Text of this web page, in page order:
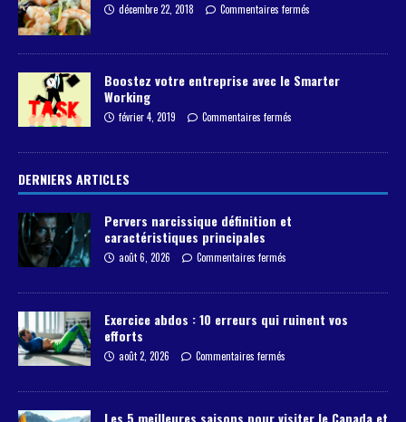
décembre 22, 2018 Commentaires fermés
Boostez votre entreprise avec le Smarter
Working
février 4, 2019 Commentaires fermés
DERNIERS ARTICLES
Pervers narcissique définition et
caractéristiques principales
août 6, 2026 Commentaires fermés
Exercice abdos : 10 erreurs qui ruinent vos
efforts
août 2, 2026 Commentaires fermés
Les 5 meilleures saisons pour visiter le Canada et